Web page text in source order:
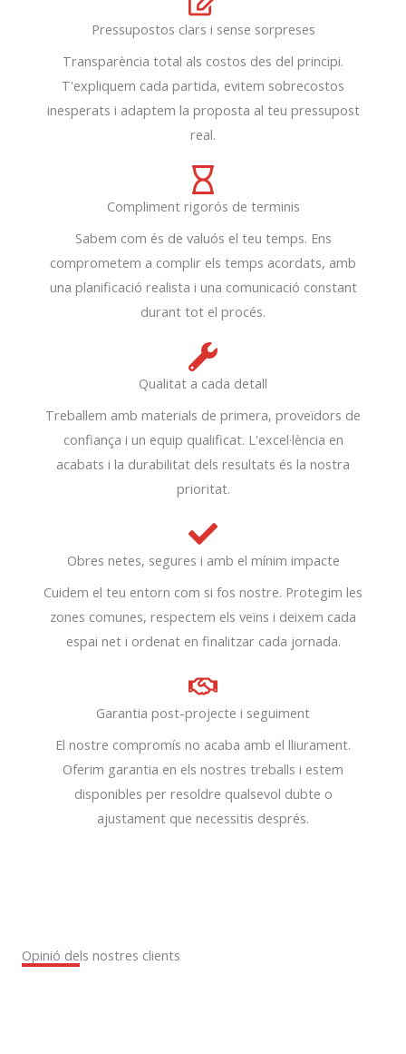
Pressupostos clars i sense sorpreses
Transparència total als costos des del principi.
T'expliquem cada partida, evitem sobrecostos
inesperats i adaptem la proposta al teu pressupost
real.
Compliment rigorós de terminis
Sabem com és de valuós el teu temps. Ens
comprometem a complir els temps acordats, amb
una planificació realista i una comunicació constant
durant tot el procés.
Qualitat a cada detall
Treballem amb materials de primera, proveïdors de
confiança i un equip qualificat. L'excel·lència en
acabats i la durabilitat dels resultats és la nostra
prioritat.
Obres netes, segures i amb el mínim impacte
Cuidem el teu entorn com si fos nostre. Protegim les
zones comunes, respectem els veïns i deixem cada
espai net i ordenat en finalitzar cada jornada.
Garantia post-projecte i seguiment
El nostre compromís no acaba amb el lliurament.
Oferim garantia en els nostres treballs i estem
disponibles per resoldre qualsevol dubte o
ajustament que necessitis després.
Opinió dels nostres clients